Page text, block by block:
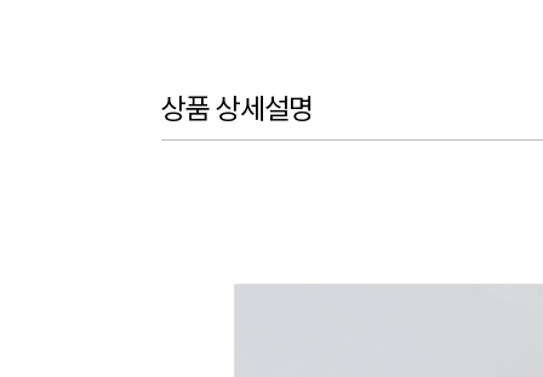
상품 상세설명